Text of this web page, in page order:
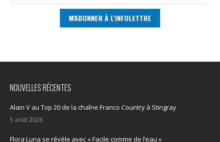
NOUVELLES RÉCENTES
Alain V au Top 20 de la chaîne Franco Country à Stingray
5 août 2026
Flora Luna se révèle avec « Facile comme de l’eau »